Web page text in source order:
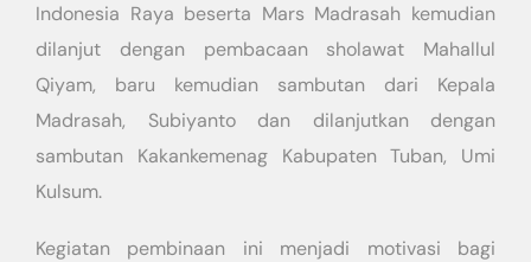
Indonesia Raya beserta Mars Madrasah kemudian
dilanjut dengan pembacaan sholawat Mahallul
Qiyam, baru kemudian sambutan dari Kepala
Madrasah, Subiyanto dan dilanjutkan dengan
sambutan Kakankemenag Kabupaten Tuban, Umi
Kulsum.
Kegiatan pembinaan ini menjadi motivasi bagi